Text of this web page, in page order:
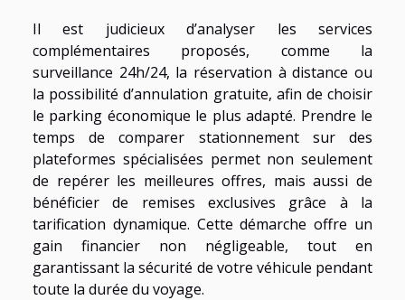
Il est judicieux d’analyser les services
complémentaires proposés, comme la
surveillance 24h/24, la réservation à distance ou
la possibilité d’annulation gratuite, afin de choisir
le parking économique le plus adapté. Prendre le
temps de comparer stationnement sur des
plateformes spécialisées permet non seulement
de repérer les meilleures offres, mais aussi de
bénéficier de remises exclusives grâce à la
tarification dynamique. Cette démarche offre un
gain financier non négligeable, tout en
garantissant la sécurité de votre véhicule pendant
toute la durée du voyage.